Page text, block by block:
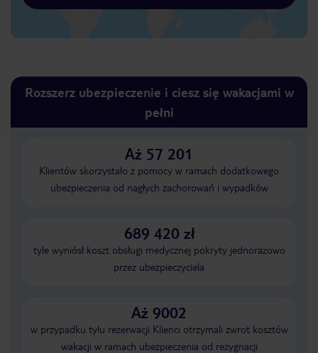
Rozszerz ubezpieczenie i ciesz się wakacjami w
pełni
Aż 57 201
Klientów skorzystało z pomocy w ramach dodatkowego
ubezpieczenia od nagłych zachorowań i wypadków
689 420 zł
tyle wyniósł koszt obsługi medycznej pokryty jednorazowo
przez ubezpieczyciela
Aż 9002
w przypadku tylu rezerwacji Klienci otrzymali zwrot kosztów
wakacji w ramach ubezpieczenia od rezygnacji